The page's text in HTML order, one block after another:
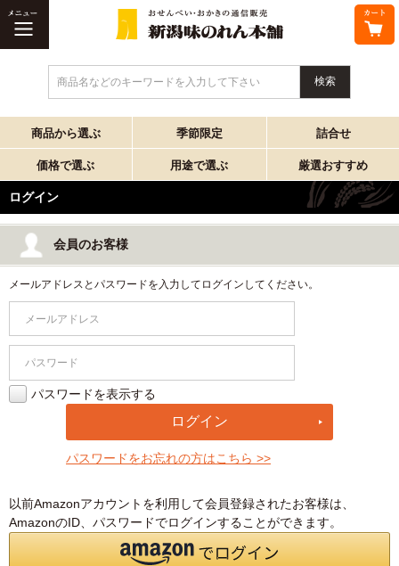
商品名などのキーワードを入力して下さい
商品から選ぶ 季節限定 詰合せ
価格で選ぶ 用途で選ぶ 厳選おすすめ
ログイン
会員のお客様
メールアドレスとパスワードを入力してログインしてください。
パスワードを表示する
パスワードをお忘れの方はこちら >>
以前Amazonアカウントを利用して会員登録されたお客様は、
AmazonのID、パスワードでログインすることができます。